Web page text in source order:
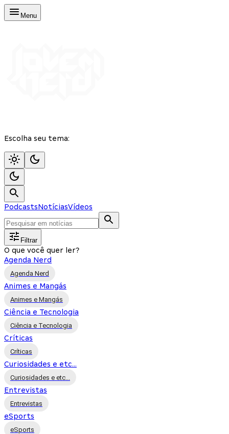
Menu
Escolha seu tema:
PodcastsNotíciasVídeos
Filtrar
O que você quer ler?
Agenda Nerd
Agenda Nerd
Animes e Mangás
Animes e Mangás
Ciência e Tecnologia
Ciência e Tecnologia
Críticas
Críticas
Curiosidades e etc...
Curiosidades e etc...
Entrevistas
Entrevistas
eSports
eSports